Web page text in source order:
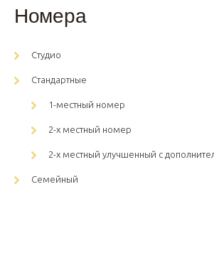
Номера
Студио
Стандартные
1-местный номер
2-х местный номер
2-х местный улучшенный с
Семейный